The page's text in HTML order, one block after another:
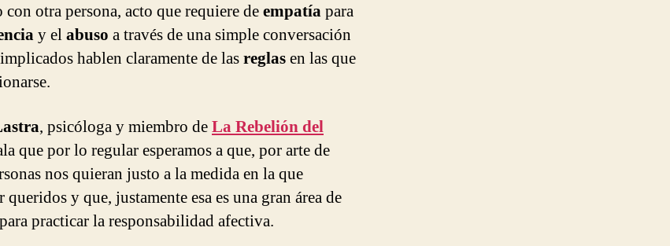
con otra persona, acto que requiere deempatíapara
y elabuso a través de una simple conversación
hablen claramente de lasreglasen las que
, psicóloga y miembro deLa Rebelión del
que por lo regular esperamos a que, por arte de
nos quieran justo a la medida en la que
queridos y que, justamente esa es una gran área de
practicar la responsabilidad afectiva.